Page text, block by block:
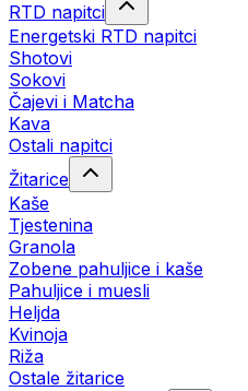
RTD napitci
Energetski RTD napitci
Shotovi
Sokovi
Čajevi i Matcha
Kava
Ostali napitci
Žitarice
Kaše
Tjestenina
Granola
Zobene pahuljice i kaše
Pahuljice i muesli
Heljda
Kvinoja
Riža
Ostale žitarice